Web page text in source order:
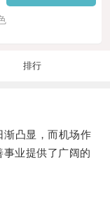
排行
凸显，而机场作
业提供了广阔的